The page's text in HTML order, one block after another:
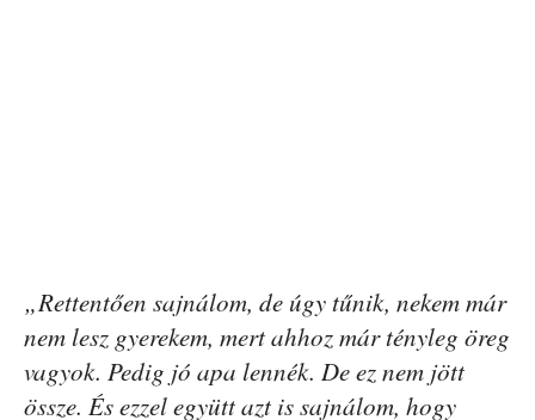
„Rettentően sajnálom, de úgy tűnik, nekem már
nem lesz gyerekem, mert ahhoz már tényleg öreg
vagyok. Pedig jó apa lennék. De ez nem jött
össze. És ezzel együtt azt is sajnálom, hogy